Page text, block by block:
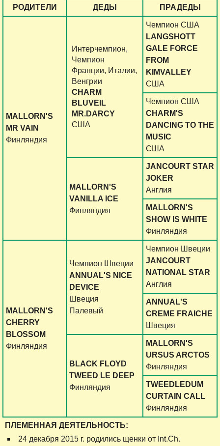
РОДИТЕЛИ
ДЕДЫ ПРАДЕДЫ
MALLORN'S
MR VAIN
Финляндия
Интерчемпион,
Чемпион
Франции, Италии,
Венгрии
CHARM
BLUVEIL
MR.DARCY
США
Чемпион США
LANGSHOTT
GALE FORCE
FROM
KIMVALLEY
США
Чемпион США
CHARM'S
DANCING TO THE
MUSIC
США
MALLORN'S
VANILLA ICE
Финляндия
JANCOURT STAR
JOKER
Англия
MALLORN'S
SHOW IS WHITE
Финляндия
MALLORN'S
CHERRY
BLOSSOM
Финляндия
Чемпион Швеции
ANNUAL'S NICE
DEVICE
Швеция
Палевый
Чемпион Швеции
JANCOURT
NATIONAL STAR
Англия
ANNUAL'S
CREME FRAICHE
Швеция
BLACK FLOYD
TWEED LE DEEP
Финляндия
MALLORN'S
URSUS ARCTOS
Финляндия
TWEEDLEDUM
CURTAIN CALL
Финляндия
ПЛЕМЕННАЯ ДЕЯТЕЛЬНОСТЬ:
24 декабря 2015 г. родились щенки от Int.Ch.